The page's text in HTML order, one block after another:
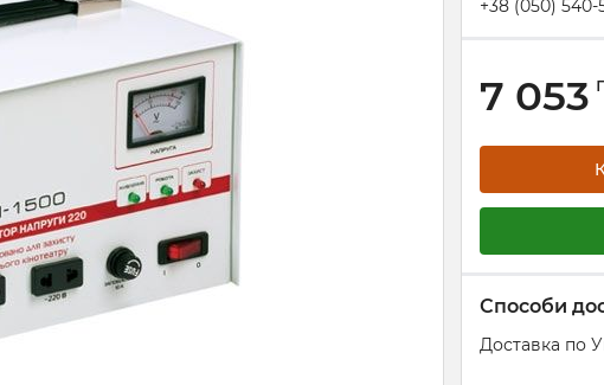
+38 (050) 540-
7 053
Способи
Доставка по